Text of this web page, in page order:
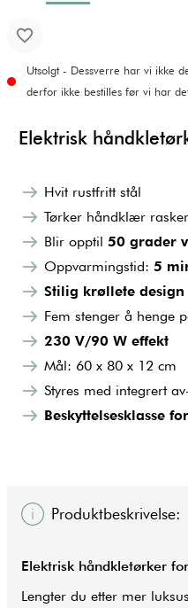
Utsolgt - Dessverre har vi ikke
derfor ikke bestilles før vi har
Elektrisk
Hvit rustfritt stål
Tørker håndklær
Blir opptil 50 grader
Oppvarmingstid: 5
Stilig krøllete design
Fem stenger å henge
230 V/90 W effekt
Mål: 60 x 80 x 12 cm
Styres med integrert
Beskyttelsesklasse
Produktbeskrivelse:
Elektrisk håndkletørker
Lengter du etter mer